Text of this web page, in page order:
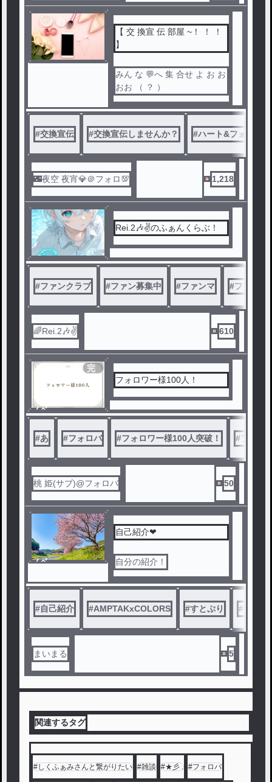
【 交 換宣 伝 部屋 ~！ ！ ！
】
みん な 💬へ 集 合せ よ お お
おお （ ？ ）
#交換宣伝 #交換宣伝しませんか？ #ハート&フォロー
🌃夜空 夜宵💎＠フォロ💯 1,218
Rei.2🎶✌のふぁんくらぶ！
#ファンクラブ #ファン募集中 #ファンマ #ファンマ
🌈Rei.2🎶✌ 610
ノベ
ル
完
フォロワー様100人！
#あ #フォロバ #フォロワー様100人突破！ #フォロ
桃 姫(サブ)@フォロバ 50
ノベ
自己紹介❤
自分の紹介！
#自己紹介 #AMPTAKxCOLORS #すとぷり #
まいまる 5
関連するタグ
#しくふぁみさんと繋がりたい #雑談 #‪★彡 . #フォロバ